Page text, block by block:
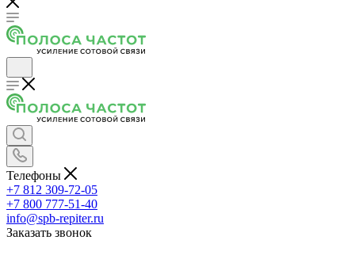
Телефоны
+7 812 309-72-05
+7 800 777-51-40
info@spb-repiter.ru
Заказать звонок